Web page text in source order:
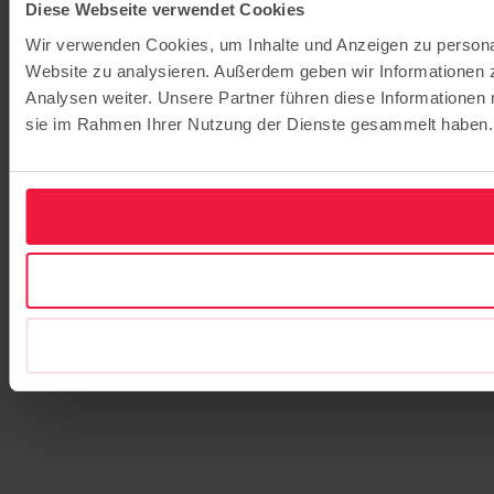
Diese Webseite verwendet Cookies
Wir verwenden Cookies, um Inhalte und Anzeigen zu
Website zu analysieren. Außerdem geben wir
Analysen weiter. Unsere Partner führen diese
sie im Rahmen Ihrer Nutzung der Dienste gesammelt haben.